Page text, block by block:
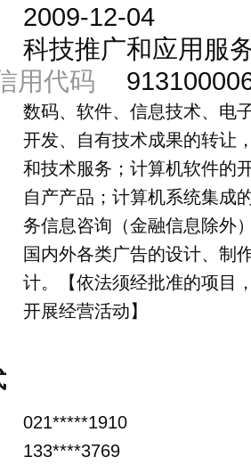
2009-12-04
科技推广和应用服
用代码
数码、软件、信息技术、电
开发、自有技术成果的转让
和技术服务；计算机软件的
自产产品；计算机系统集成
务信息咨询（金融信息除外
国内外各类广告的设计、制
计。【依法须经批准的项目
开展经营活动】
021*****1910
133****3769